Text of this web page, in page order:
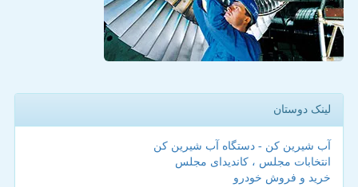
لینک دوستان
آب شیرین کن - دستگاه آب شیرین کن
انتخابات مجلس ، کاندیدای مجلس
خرید و فروش خودرو